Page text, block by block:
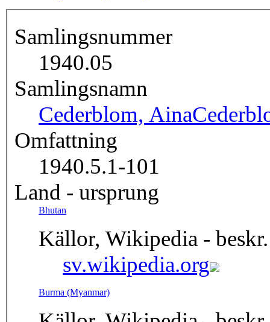
Samlingsnummer
1940.05
Samlingsnamn
Cederblom, Aina
Omfattning
1940.5.1-101
Land - ursprung
Bhutan
Källor, Wikipedia -
sv.wikipedia.org
Burma (Myanmar)